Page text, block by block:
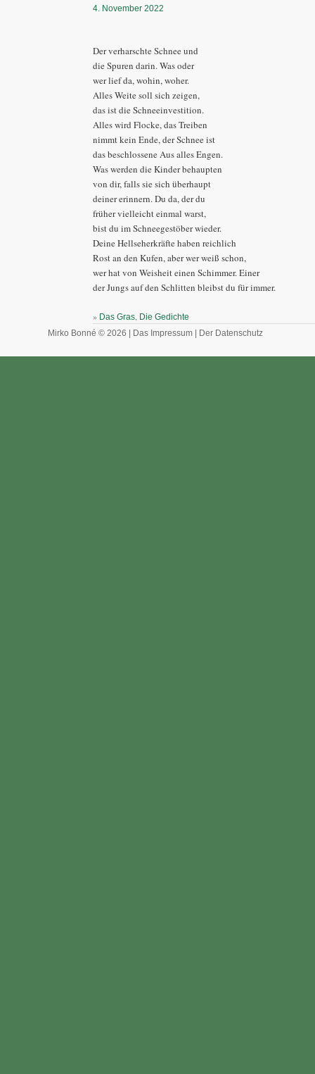
4. November 2022
Der verharschte Schnee und
die Spuren darin. Was oder
wer lief da, wohin, woher.
Alles Weite soll sich zeigen,
das ist die Schneeinvestition.
Alles wird Flocke, das Treiben
nimmt kein Ende, der Schnee ist
das beschlossene Aus alles Engen.
Was werden die Kinder behaupten
von dir, falls sie sich überhaupt
deiner erinnern. Du da, der du
früher vielleicht einmal warst,
bist du im Schneegestöber wieder.
Deine Hellseherkräfte haben reichlich
Rost an den Kufen, aber wer weiß schon,
wer hat von Weisheit einen Schimmer. Einer
der Jungs auf den Schlitten bleibst du für immer.
» Das Gras Die Gedichte
Mirko Bonné © 2026 | Das Impressum | Der Datenschutz